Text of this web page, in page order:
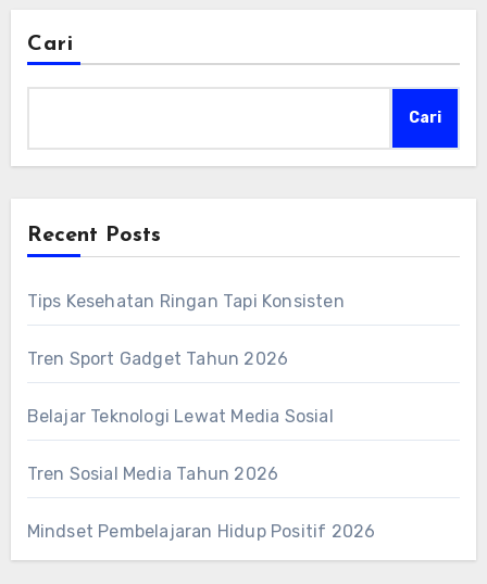
Cari
Cari
Recent Posts
Tips Kesehatan Ringan Tapi Konsisten
Tren Sport Gadget Tahun 2026
Belajar Teknologi Lewat Media Sosial
Tren Sosial Media Tahun 2026
Mindset Pembelajaran Hidup Positif 2026